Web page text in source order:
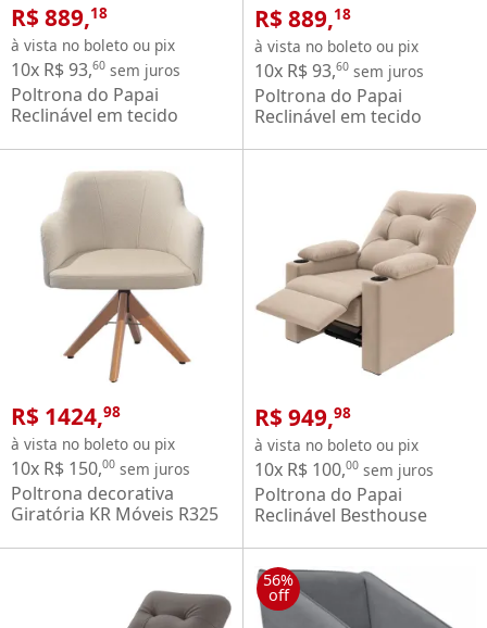
R$ 889,18
à vista no boleto ou pix
10x R$ 93,60 sem juros
Poltrona do Papai
Reclinável em tecido
Cinza
R$ 889,18
à vista no boleto ou pix
10x R$ 93,60 sem juros
Poltrona do Papai
Reclinável em tecido
Capuccino
R$ 1424,98
à vista no boleto ou pix
10x R$ 150,00 sem juros
Poltrona decorativa
Giratória KR Móveis R325
encosto em espuma D28
R$ 949,98
à vista no boleto ou pix
10x R$ 100,00 sem juros
Poltrona do Papai
Reclinável Besthouse
porta-copos nos braços
em tecido suede veludo
capuccino
56%
off